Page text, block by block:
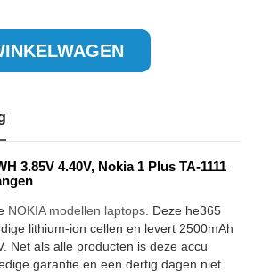
3.85V 4.40V, Nokia 1 Plus TA-1111
NOKIA modellen laptops . Deze he365
lithium-ion cellen en levert 2500mAh
Net als alle producten is deze accu
garantie en een dertig dagen niet